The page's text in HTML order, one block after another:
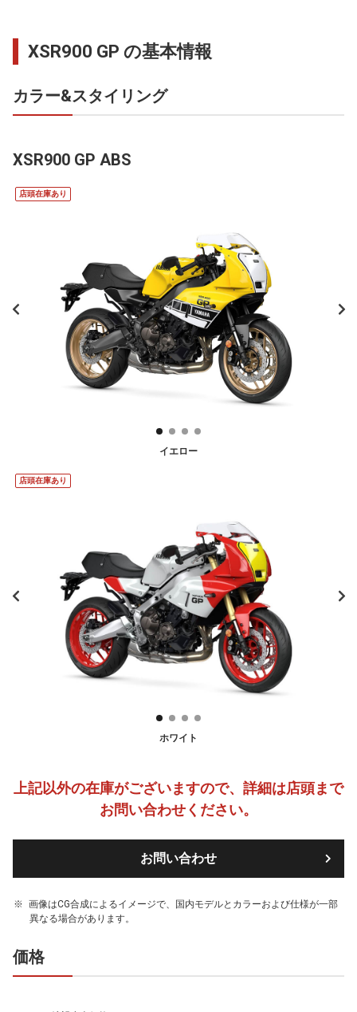
XSR900 GP の基本情報
カラー&スタイリング
XSR900 GP ABS
店頭在庫あり
イエロー
店頭在庫あり
ホワイト
上記以外の在庫がございますので、詳細は店頭まで
お問い合わせください。
お問い合わせ
画像はCG合成によるイメージで、国内モデルとカラーおよび仕様が一部
異なる場合があります。
価格